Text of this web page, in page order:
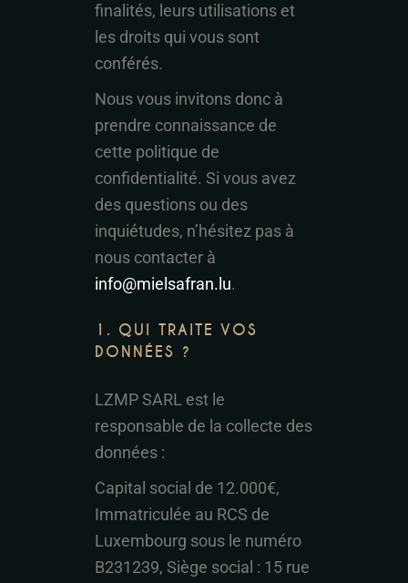
finalités, leurs utilisations et
les droits qui vous sont
conférés.
Nous vous invitons donc à
prendre connaissance de
cette politique de
confidentialité. Si vous avez
des questions ou des
inquiétudes, n’hésitez pas à
nous contacter à
info@mielsafran.lu.
1. QUI TRAITE VOS
DONNÉES ?
LZMP SARL est le
responsable de la collecte des
données :
Capital social de 12.000€,
Immatriculée au RCS de
Luxembourg sous le numéro
B231239, Siège social : 15 rue